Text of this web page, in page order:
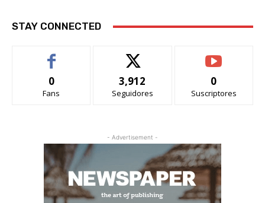
STAY CONNECTED
0
Fans
3,912
Seguidores
0
Suscriptores
- Advertisement -